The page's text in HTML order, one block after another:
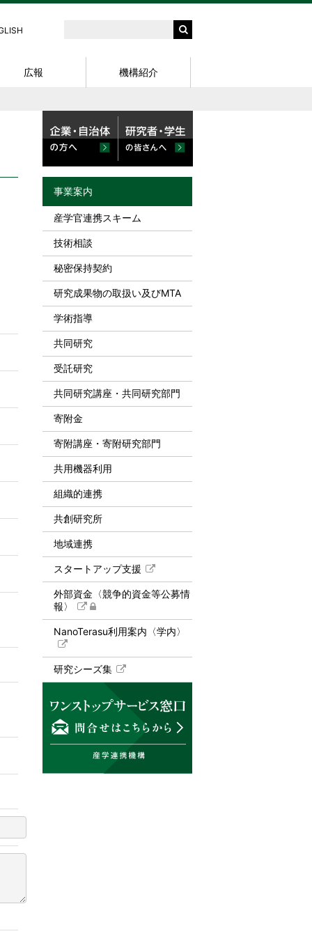
外部資金〈競争的資金等公募情
報〉
研究シーズ集
知財説明会
知的財産基礎セミナー
スキルアップセミナー
東北大学知財セミナー
外部資金関連 細則・様式
広報
パンフレット
X (Twitter)
機構紹介
問合せ先
事業案内
産学官連携スキーム
技術相談
秘密保持契約
研究成果物の取扱い及びMTA
学術指導
共同研究
受託研究
共同研究講座・共同研究部門
寄附金
寄附講座・寄附研究部門
共用機器利用
組織的連携
共創研究所
地域連携
スタートアップ支援
外部資金〈競争的資金等公募情
報〉
NanoTerasu利用案内〈学内〉
研究シーズ集